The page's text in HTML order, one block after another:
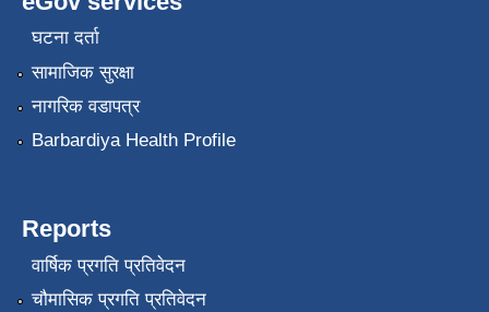
घटना दर्ता
सामाजिक सुरक्षा
नागरिक वडापत्र
Barbardiya Health Profile
Reports
वार्षिक प्रगति प्रतिवेदन
चौमासिक प्रगति प्रतिवेदन